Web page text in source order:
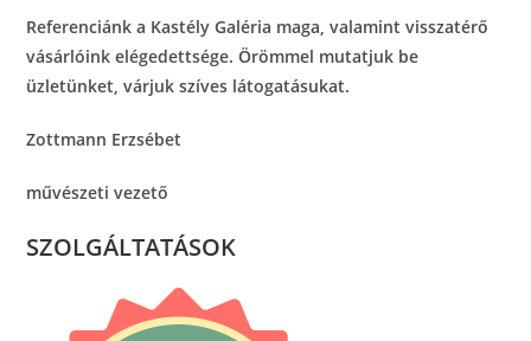
Referenciánk a Kastély Galéria maga, valamint visszatérő
vásárlóink elégedettsége. Örömmel mutatjuk be
üzletünket, várjuk szíves látogatásukat.
Zottmann Erzsébet
művészeti vezető
SZOLGÁLTATÁSOK